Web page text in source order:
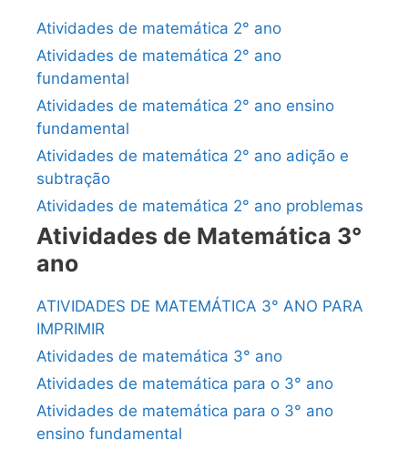
Atividades de matemática 2° ano
Atividades de matemática 2° ano
fundamental
Atividades de matemática 2° ano ensino
fundamental
Atividades de matemática 2° ano adição e
subtração
Atividades de matemática 2° ano problemas
Atividades de Matemática 3°
ano
ATIVIDADES DE MATEMÁTICA 3° ANO PARA
IMPRIMIR
Atividades de matemática 3° ano
Atividades de matemática para o 3° ano
Atividades de matemática para o 3° ano
ensino fundamental